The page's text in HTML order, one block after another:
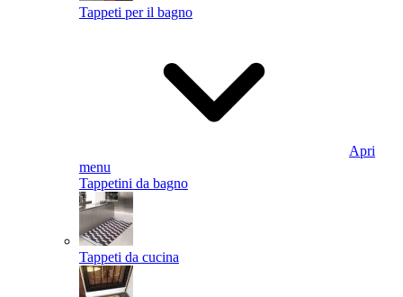
Tappeti per il bagno
Apri
menu
Tappetini da bagno
Tappeti da cucina